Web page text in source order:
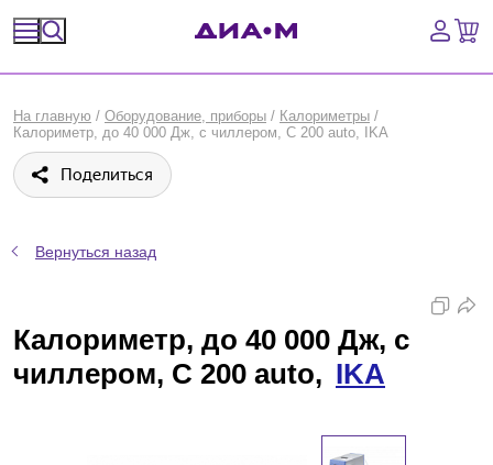
Оборудование, приборы
Расходные материалы, пластик, стекло
Химические реактивы, препараты, наборы
Библиотека
На главную / Оборудование, приборы / Калориметры /
Калориметр, до 40 000 Дж, с чиллером, C 200 auto, IKA
Поделиться
Вернуться назад
Калориметр, до 40 000 Дж, с
чиллером, C 200 auto, IKA